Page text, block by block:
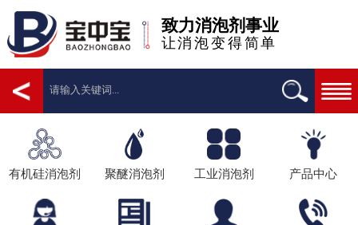
致力消泡剂事业
让消泡变得简单
有机硅消泡剂 聚醚消泡剂 工业消泡剂 产品中心